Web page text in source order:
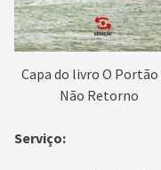
Capa do livro O Portão
Não Retorno
Serviço: